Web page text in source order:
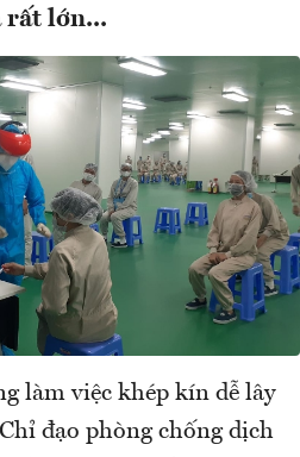
rất lớn...
làm việc khép kín dễ lây
đạo phòng chống dịch